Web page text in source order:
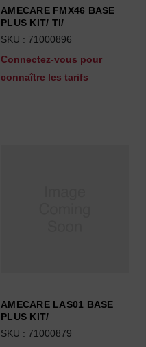
AMECARE FMX46 BASE
PLUS KIT/ TI/
SKU : 71000896
Connectez-vous pour
connaître les tarifs
AMECARE LAS01 BASE
PLUS KIT/
SKU : 71000879